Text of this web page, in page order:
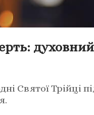
духовний
Святої Трійці